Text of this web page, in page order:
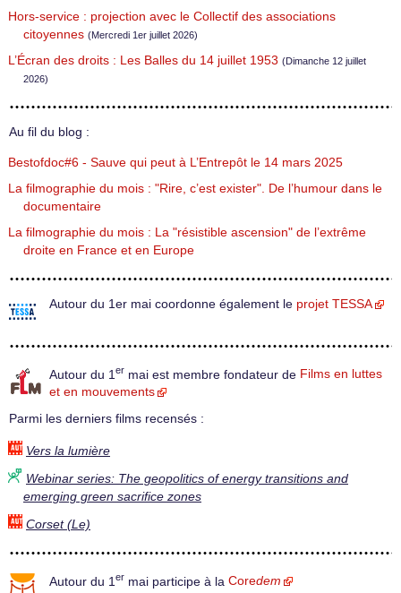
Hors-service : projection avec le Collectif des associations
citoyennes (Mercredi 1er juillet 2026)
L’Écran des droits : Les Balles du 14 juillet 1953 (Dimanche 12 juillet
2026)
Au fil du blog :
Bestofdoc#6 - Sauve qui peut à L’Entrepôt le 14 mars 2025
La filmographie du mois : "Rire, c’est exister". De l’humour dans le
documentaire
La filmographie du mois : La "résistible ascension" de l’extrême
droite en France et en Europe
Autour du 1er mai coordonne également le projet TESSA
Autour du 1 er mai est membre fondateur de Films en luttes
et en mouvements
Parmi les derniers films recensés :
Vers la lumière
Webinar series: The geopolitics of energy transitions and
emerging green sacrifice zones
Corset (Le)
Autour du 1 er mai participe à la Coredem